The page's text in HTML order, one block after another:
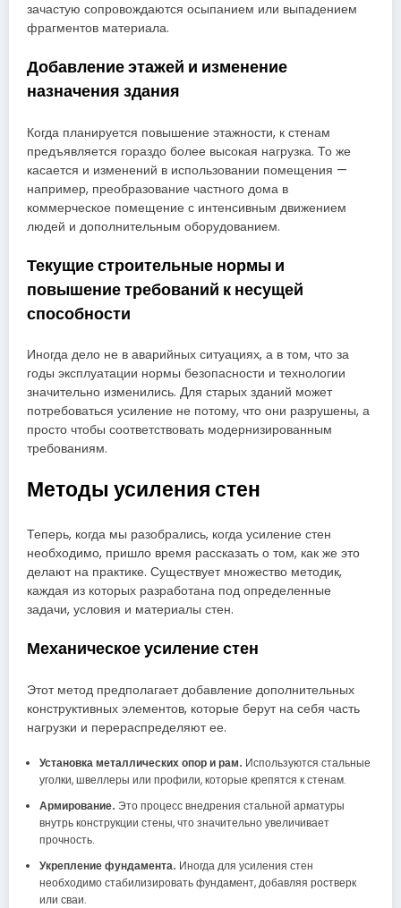
зачастую сопровождаются осыпанием или выпадением
фрагментов материала.
Добавление этажей и изменение
назначения здания
Когда планируется повышение этажности, к стенам
предъявляется гораздо более высокая нагрузка. То же
касается и изменений в использовании помещения —
например, преобразование частного дома в
коммерческое помещение с интенсивным движением
людей и дополнительным оборудованием.
Текущие строительные нормы и
повышение требований к несущей
способности
Иногда дело не в аварийных ситуациях, а в том, что за
годы эксплуатации нормы безопасности и технологии
значительно изменились. Для старых зданий может
потребоваться усиление не потому, что они разрушены, а
просто чтобы соответствовать модернизированным
требованиям.
Методы усиления стен
Теперь, когда мы разобрались, когда усиление стен
необходимо, пришло время рассказать о том, как же это
делают на практике. Существует множество методик,
каждая из которых разработана под определенные
задачи, условия и материалы стен.
Механическое усиление стен
Этот метод предполагает добавление дополнительных
конструктивных элементов, которые берут на себя часть
нагрузки и перераспределяют ее.
Установка металлических опор и рам. Используются стальные
уголки, швеллеры или профили, которые крепятся к стенам.
Армирование. Это процесс внедрения стальной арматуры
внутрь конструкции стены, что значительно увеличивает
прочность.
Укрепление фундамента. Иногда для усиления стен
необходимо стабилизировать фундамент, добавляя ростверк
или сваи.